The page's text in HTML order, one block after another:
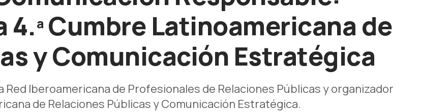
4.ª Cumbre Latinoamericana de
y Comunicación Estratégica
Iberoamericana de Profesionales de Relaciones Públicas y organizador
de Relaciones Públicas y Comunicación Estratégica.